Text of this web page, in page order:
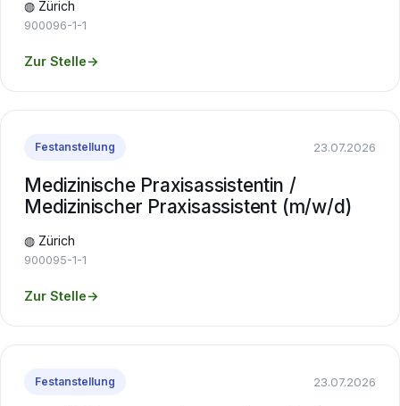
◍ Zürich
900096-1-1
Zur Stelle→
Festanstellung 23.07.2026
Medizinische Praxisassistentin /
Medizinischer Praxisassistent (m/w/d)
◍ Zürich
900095-1-1
Zur Stelle→
Festanstellung 23.07.2026